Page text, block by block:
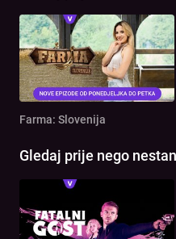
Farma: Slovenija
Gledaj prije nego